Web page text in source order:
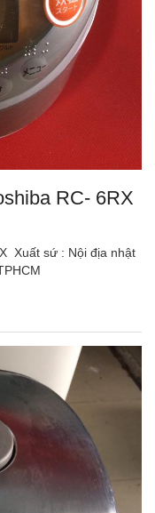
RC- 6RX
Xuất sứ : Nội địa nhật